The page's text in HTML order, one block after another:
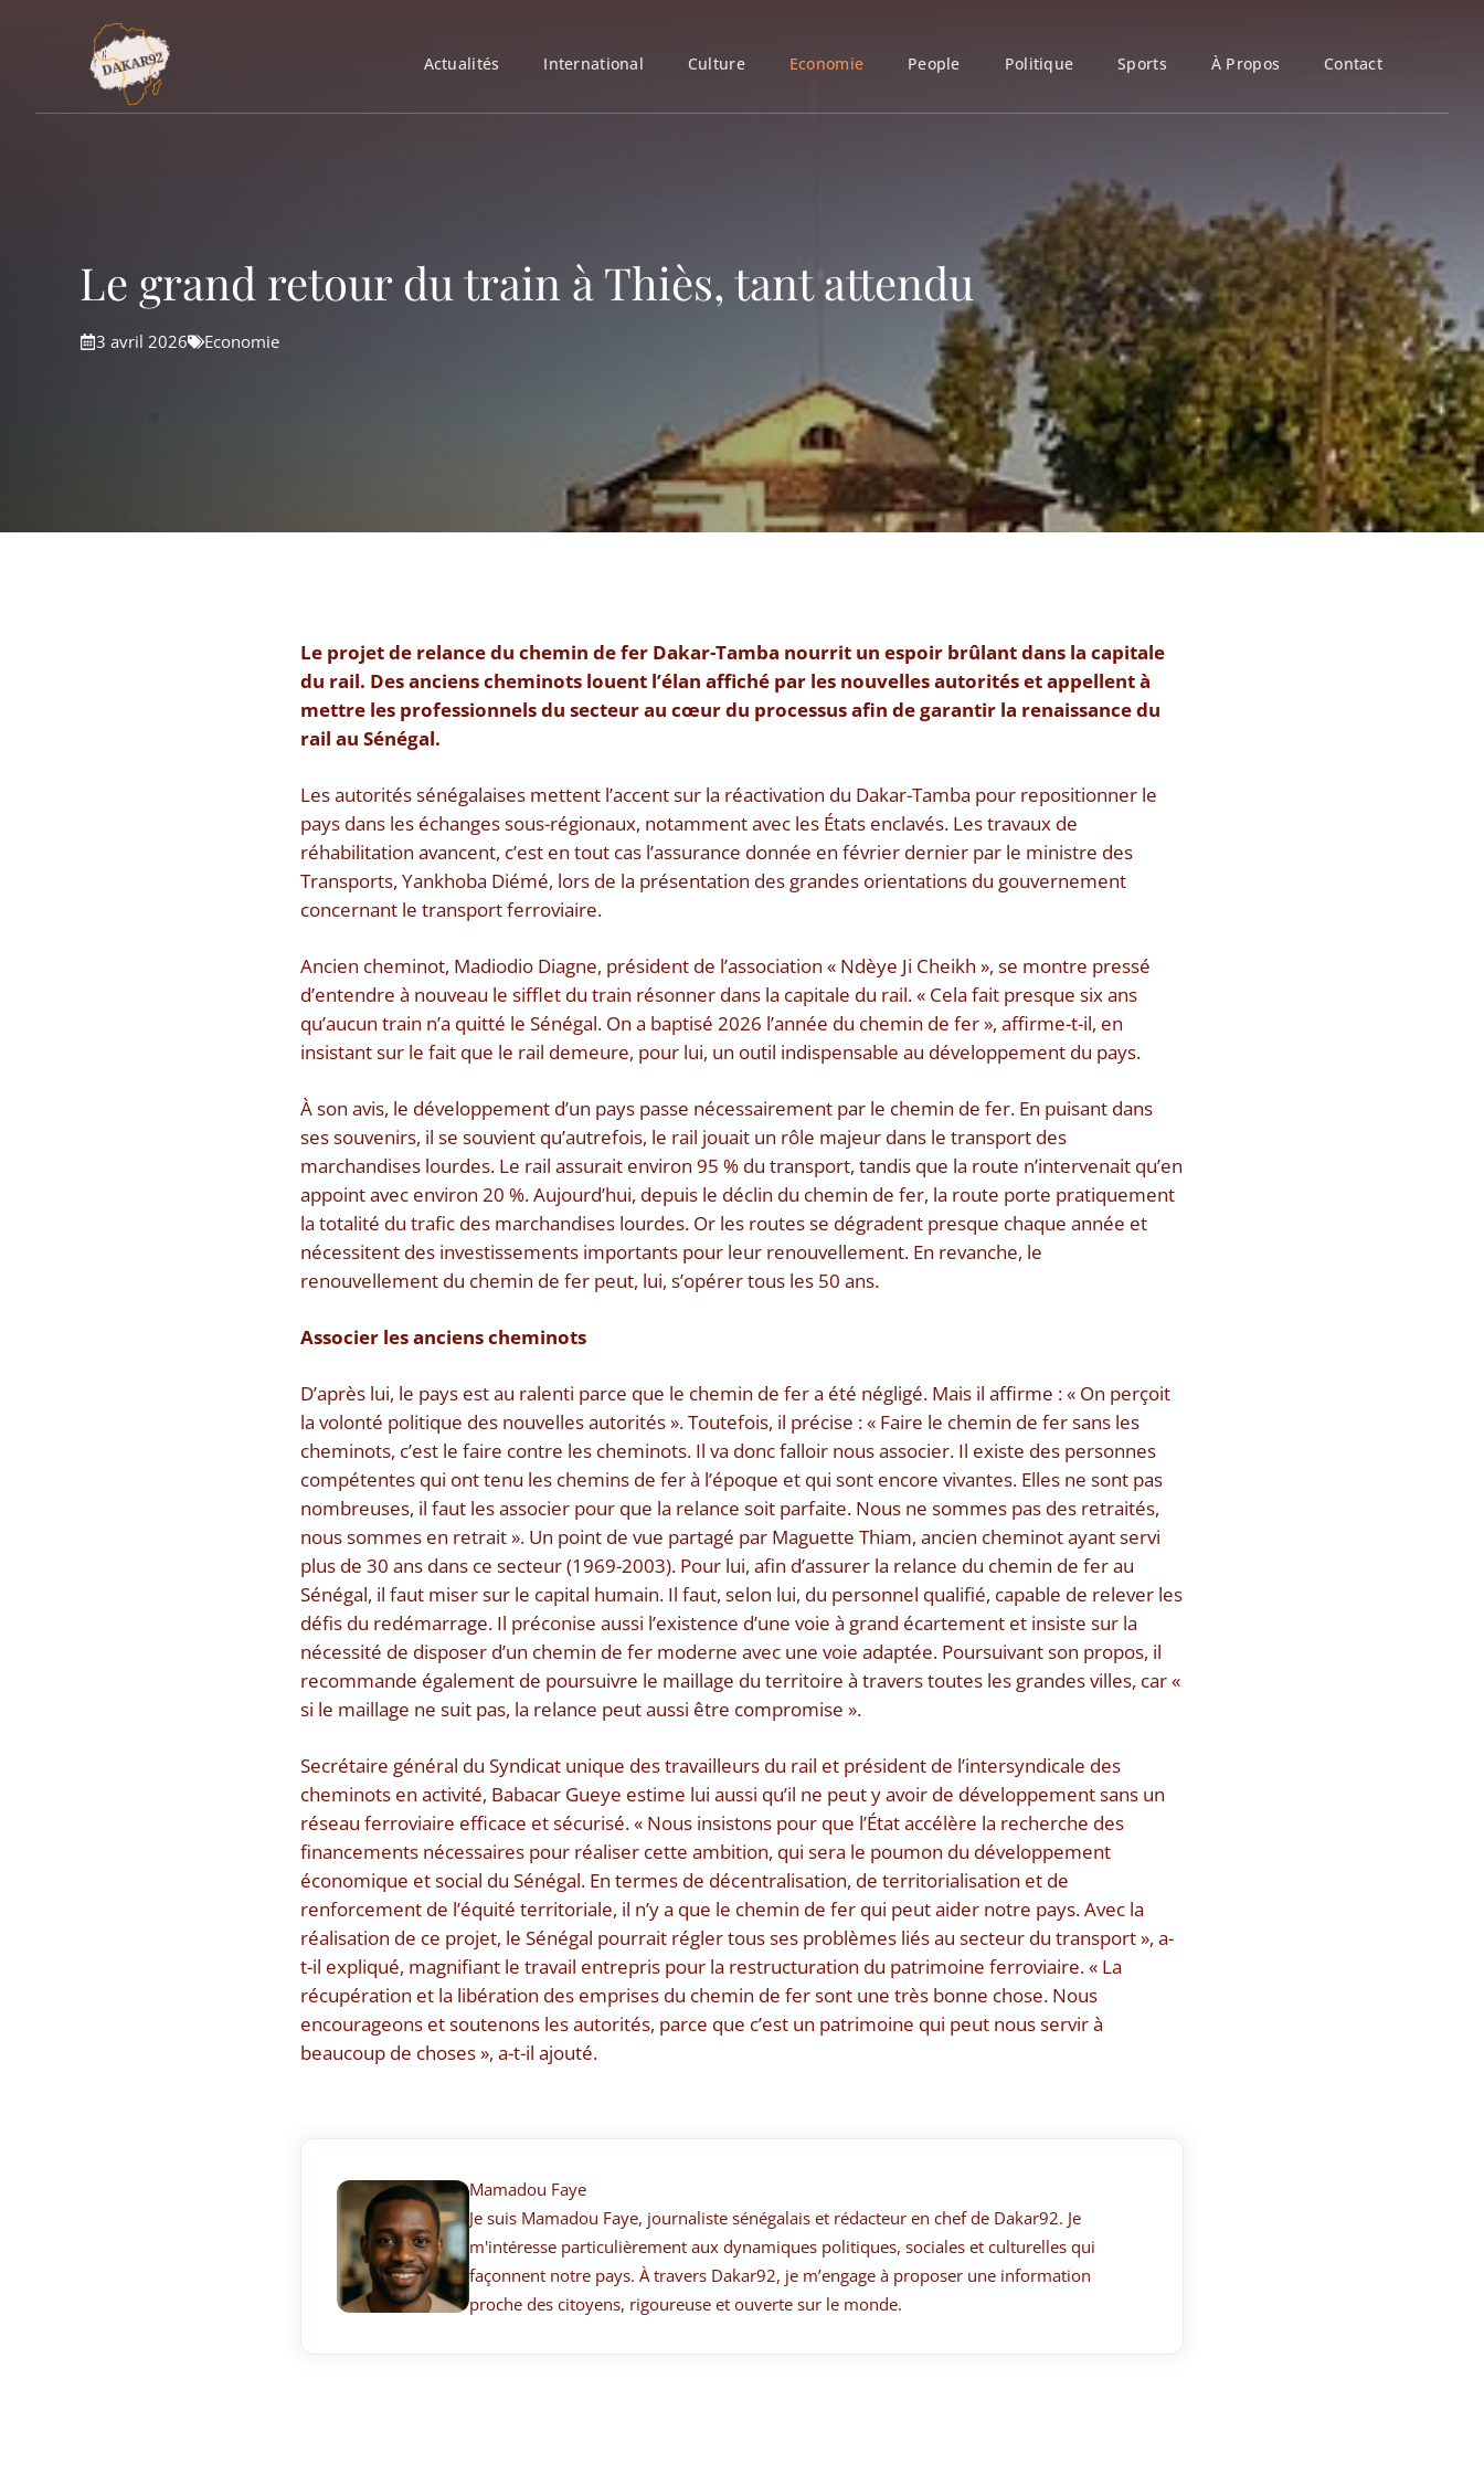
Actualités International Culture Economie People Politique Sports À Propos Contact
Le grand retour du train à Thiès, tant attendu
3 avril 2026 Economie
Le projet de relance du chemin de fer Dakar-Tamba nourrit un espoir brûlant dans la capitale
du rail. Des anciens cheminots louent l’élan affiché par les nouvelles autorités et appellent à
mettre les professionnels du secteur au cœur du processus afin de garantir la renaissance du
rail au Sénégal.
Les autorités sénégalaises mettent l’accent sur la réactivation du Dakar-Tamba pour repositionner le
pays dans les échanges sous-régionaux, notamment avec les États enclavés. Les travaux de
réhabilitation avancent, c’est en tout cas l’assurance donnée en février dernier par le ministre des
Transports, Yankhoba Diémé, lors de la présentation des grandes orientations du gouvernement
concernant le transport ferroviaire.
Ancien cheminot, Madiodio Diagne, président de l’association « Ndèye Ji Cheikh », se montre pressé
d’entendre à nouveau le sifflet du train résonner dans la capitale du rail. « Cela fait presque six ans
qu’aucun train n’a quitté le Sénégal. On a baptisé 2026 l’année du chemin de fer », affirme-t-il, en
insistant sur le fait que le rail demeure, pour lui, un outil indispensable au développement du pays.
À son avis, le développement d’un pays passe nécessairement par le chemin de fer. En puisant dans
ses souvenirs, il se souvient qu’autrefois, le rail jouait un rôle majeur dans le transport des
marchandises lourdes. Le rail assurait environ 95 % du transport, tandis que la route n’intervenait qu’en
appoint avec environ 20 %. Aujourd’hui, depuis le déclin du chemin de fer, la route porte pratiquement
la totalité du trafic des marchandises lourdes. Or les routes se dégradent presque chaque année et
nécessitent des investissements importants pour leur renouvellement. En revanche, le
renouvellement du chemin de fer peut, lui, s’opérer tous les 50 ans.
Associer les anciens cheminots
D’après lui, le pays est au ralenti parce que le chemin de fer a été négligé. Mais il affirme : « On perçoit
la volonté politique des nouvelles autorités ». Toutefois, il précise : « Faire le chemin de fer sans les
cheminots, c’est le faire contre les cheminots. Il va donc falloir nous associer. Il existe des personnes
compétentes qui ont tenu les chemins de fer à l’époque et qui sont encore vivantes. Elles ne sont pas
nombreuses, il faut les associer pour que la relance soit parfaite. Nous ne sommes pas des retraités,
nous sommes en retrait ». Un point de vue partagé par Maguette Thiam, ancien cheminot ayant servi
plus de 30 ans dans ce secteur (1969-2003). Pour lui, afin d’assurer la relance du chemin de fer au
Sénégal, il faut miser sur le capital humain. Il faut, selon lui, du personnel qualifié, capable de relever les
défis du redémarrage. Il préconise aussi l’existence d’une voie à grand écartement et insiste sur la
nécessité de disposer d’un chemin de fer moderne avec une voie adaptée. Poursuivant son propos, il
recommande également de poursuivre le maillage du territoire à travers toutes les grandes villes, car «
si le maillage ne suit pas, la relance peut aussi être compromise ».
Secrétaire général du Syndicat unique des travailleurs du rail et président de l’intersyndicale des
cheminots en activité, Babacar Gueye estime lui aussi qu’il ne peut y avoir de développement sans un
réseau ferroviaire efficace et sécurisé. « Nous insistons pour que l’État accélère la recherche des
financements nécessaires pour réaliser cette ambition, qui sera le poumon du développement
économique et social du Sénégal. En termes de décentralisation, de territorialisation et de
renforcement de l’équité territoriale, il n’y a que le chemin de fer qui peut aider notre pays. Avec la
réalisation de ce projet, le Sénégal pourrait régler tous ses problèmes liés au secteur du transport », a-
t-il expliqué, magnifiant le travail entrepris pour la restructuration du patrimoine ferroviaire. « La
récupération et la libération des emprises du chemin de fer sont une très bonne chose. Nous
encourageons et soutenons les autorités, parce que c’est un patrimoine qui peut nous servir à
beaucoup de choses », a-t-il ajouté.
Mamadou Faye
Je suis Mamadou Faye, journaliste sénégalais et rédacteur en chef de Dakar92. Je
m'intéresse particulièrement aux dynamiques politiques, sociales et culturelles qui
façonnent notre pays. À travers Dakar92, je m’engage à proposer une information
proche des citoyens, rigoureuse et ouverte sur le monde.